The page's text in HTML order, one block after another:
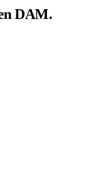
DAM.